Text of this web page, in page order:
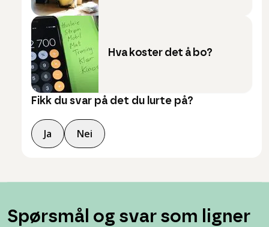
Hva koster det å bo?
Fikk du svar på det du lurte på?
Ja Nei
Spørsmål og svar som ligner